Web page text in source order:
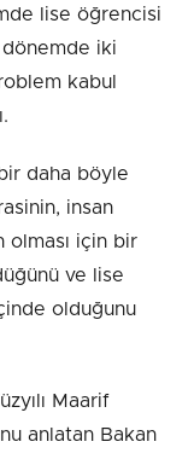
lise öğrencisi
dönemde iki
kabul
daha böyle
insan
olması için bir
ve lise
olduğunu
Maarif
anlatan Bakan